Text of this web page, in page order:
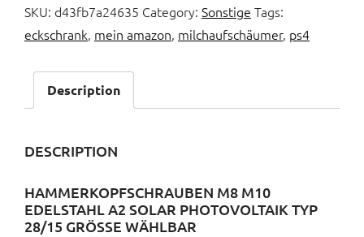
SKU: d43fb7a24635 Category: Sonstige Tags:
eckschrank, mein amazon, milchaufschäumer, ps4
Description
DESCRIPTION
HAMMERKOPFSCHRAUBEN M8 M10
EDELSTAHL A2 SOLAR PHOTOVOLTAIK TYP
28/15 GRÖSSE WÄHLBAR